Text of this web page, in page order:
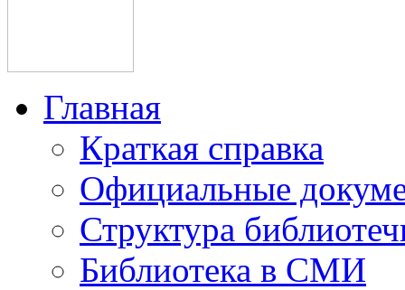
Главная
Краткая справка
Официальные
Структура
Библиотека в СМИ